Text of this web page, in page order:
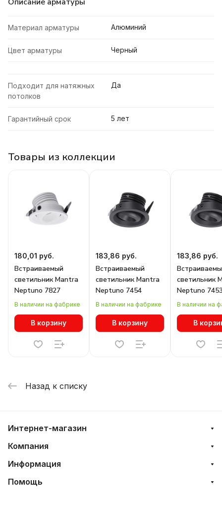
Описание арматуры
Материал арматуры Алюминий
Цвет арматуры Черный
Подходит для натяжных
потолков
Да
Гарантийный срок 5 лет
Товары из коллекции
180,01 руб.
Встраиваемый
светильник Mantra
Neptuno 7827
В наличии на фабрике
В корзину
183,86 руб.
Встраиваемый
светильник Mantra
Neptuno 7454
В наличии на фабрике
В корзину
183,86 руб.
светильник
Neptuno
В наличии на
В
Назад к списку
Интернет-магазин
Компания
Информация
Помощь